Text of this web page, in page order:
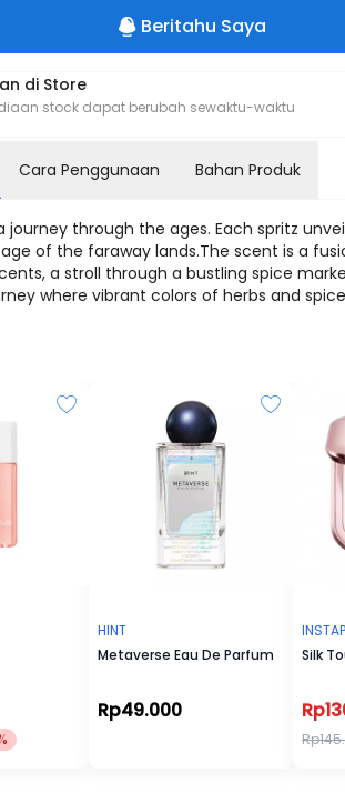
Beritahu Saya
di Store
stock dapat berubah sewaktu-waktu
Cara Penggunaan Bahan Produk
journey through the ages. Each spritz
of the faraway lands.The scent is a
a stroll through a bustling spice
where vibrant colors of herbs and
HINT
Metaverse Eau De Parfum
Rp49.000
Silk